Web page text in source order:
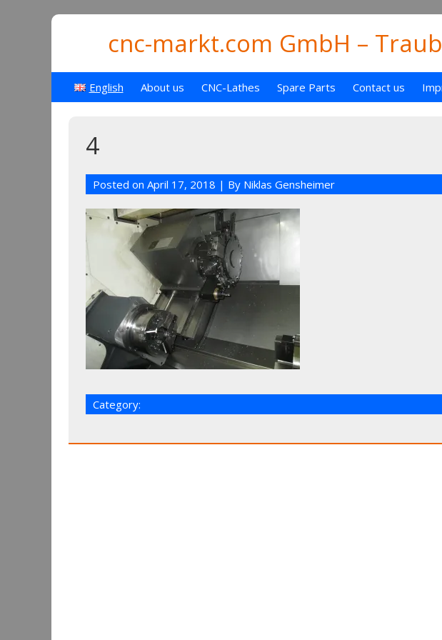
cnc-markt.com GmbH –
English About us CNC-Lathes Spare Parts Contact us
4
Posted on April 17, 2018 | By Niklas Gensheimer
Category: